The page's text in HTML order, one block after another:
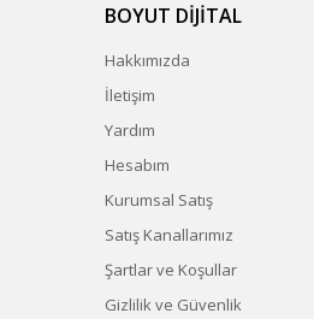
BOYUT DİJİTAL
Hakkımızda
İletişim
Yardım
Hesabım
Kurumsal Satış
Satış Kanallarımız
Şartlar ve Koşullar
Gizlilik ve Güvenlik